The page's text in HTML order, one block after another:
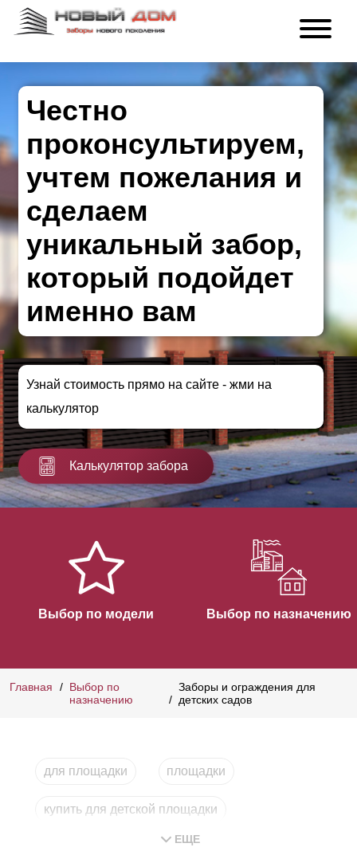
Честно
проконсультируем,
учтем пожелания и
сделаем
уникальный забор,
который подойдет
именно вам
Узнай стоимость прямо на сайте - жми на
калькулятор
Калькулятор забора
Выбор по модели Выбор по назначению
Главная
Выбор по
назначению
Заборы и ограждения для
детских садов
для площадки площадки
купить для детской площадки
купить для детских площадок
ЕЩЕ